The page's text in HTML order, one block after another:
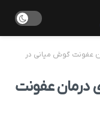
عفونت گوش میانی در
درمان عفونت